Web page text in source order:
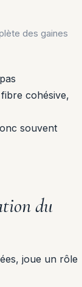
des gaines
cohésive,
souvent
du
joue un rôle